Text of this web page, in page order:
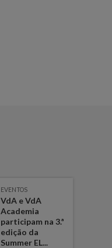
EVENTOS
VdA e VdA
Academia
participam na 3.ª
edição da
Summer EL...